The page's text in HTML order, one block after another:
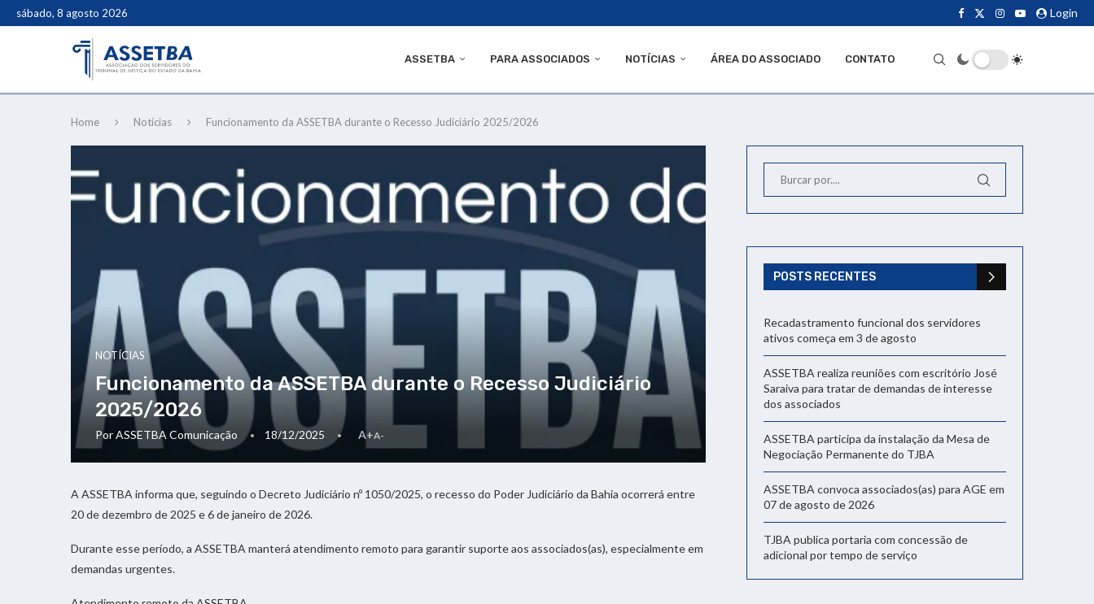
sábado, 8 agosto 2026 Login
ASSETBA PARA ASSOCIADOS NOTÍCIAS ÁREA DO ASSOCIADO CONTATO
Home Notícias Funcionamento da ASSETBA durante o Recesso Judiciário 2025/2026
NOTÍCIAS
Funcionamento da ASSETBA durante o Recesso Judiciário
2025/2026
PorASSETBA Comunicação 18/12/2025 A+A-
A ASSETBA informa que, seguindo o Decreto Judiciário nº 1050/2025, o recesso do Poder Judiciário da Bahia ocorrerá entre
20 de dezembro de 2025 e 6 de janeiro de 2026.
Durante esse período, a ASSETBA manterá atendimento remoto para garantir suporte aos associados(as), especialmente em
demandas urgentes.
POSTS RECENTES
Recadastramento funcional dos servidores
ativos começa em 3 de agosto
ASSETBA realiza reuniões com escritório José
Saraiva para tratar de demandas de interesse
dos associados
ASSETBA participa da instalação da Mesa de
Negociação Permanente do TJBA
ASSETBA convoca associados(as) para AGE em
07 de agosto de 2026
TJBA publica portaria com concessão de
adicional por tempo de serviço